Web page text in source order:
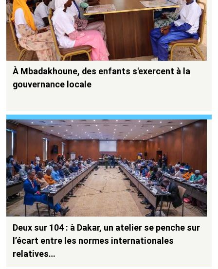
À Mbadakhoune, des enfants s'exercent à la
gouvernance locale
Deux sur 104 : à Dakar, un atelier se penche sur
l’écart entre les normes internationales
relatives…